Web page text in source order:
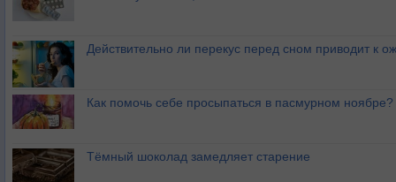
Действительно ли перекус перед сном приводит к
Как помочь себе просыпаться в пасмурном ноябре?
Тёмный шоколад замедляет старение